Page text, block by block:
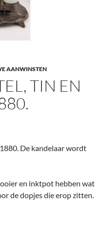
AANWINSTEN
TIN EN
De kandelaar wordt
en inktpot hebben wat
de dopjes die erop zitten.